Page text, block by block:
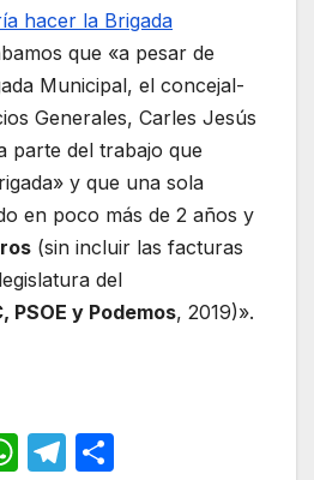
hacer la Brigada
que «a pesar de
Municipal, el concejal-
Generales, Carles Jesús
parte del trabajo que
y que una sola
en poco más de 2 años y
(sin incluir las facturas
del
PSOE y Podemos, 2019)».
W T